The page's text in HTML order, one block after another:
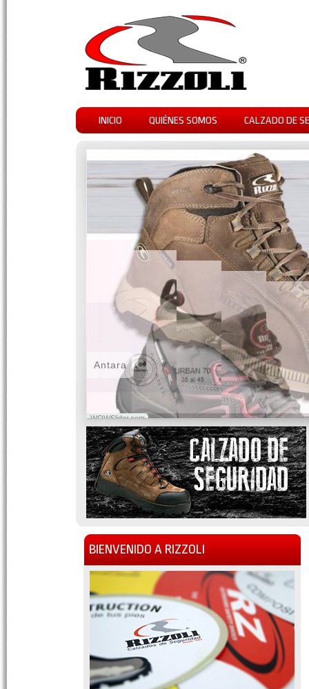
INICIO QUIÉNES SOMOS CALZADO DE
WOWSlider.com
Antara
BIENVENIDO A RIZZOLI